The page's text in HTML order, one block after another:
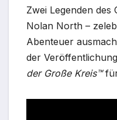
Zwei Legenden
Nolan North –
Abenteuer
der
der Große Kreis™für